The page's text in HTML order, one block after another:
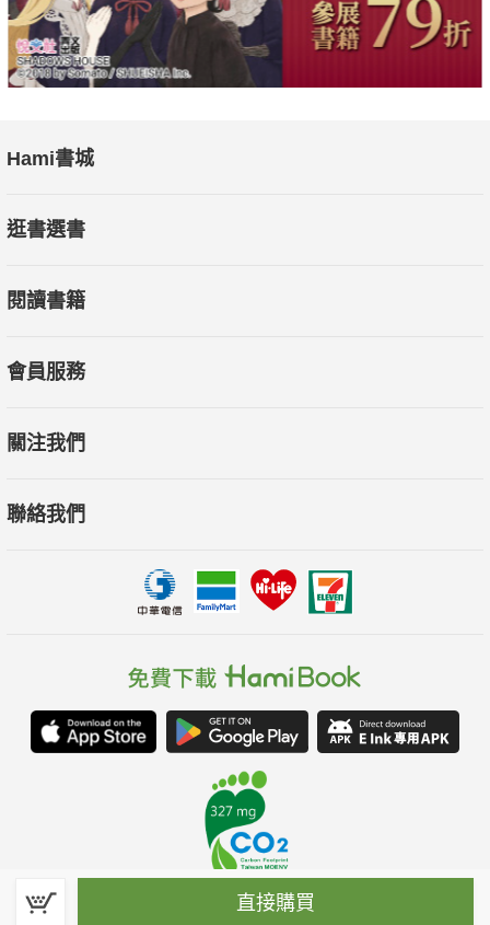
直接購買
Hami書城
逛書選書
閱讀書籍
會員服務
關注我們
聯絡我們